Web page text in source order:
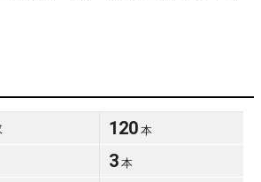
120 本
3 本